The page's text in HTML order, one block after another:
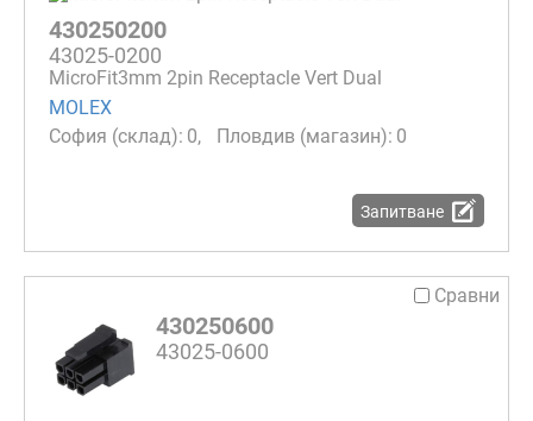
430250200
43025-0200
MicroFit3mm 2pin Receptacle Vert Dual
MOLEX
0
0
Запитване
Сравни
430250600
43025-0600